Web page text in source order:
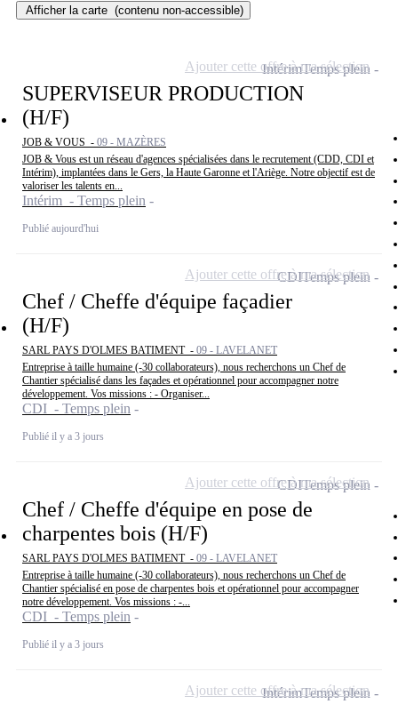
Afficher la carte (contenu non-accessible)
SUPERVISEUR PRODUCTION
(H/F)
JOB & VOUS - 09 - MAZÈRES
JOB & Vous est un réseau d'agences spécialisées dans le recrutement (CDD, CDI et
Intérim), implantées dans le Gers, la Haute Garonne et l'Ariège. Notre objectif est de
valoriser les talents en...
Intérim - Temps plein
Publié aujourd'hui
IntérimTemps plein
Ajouter cette offre à ma sélection
Chef / Cheffe d'équipe façadier
(H/F)
SARL PAYS D'OLMES BATIMENT - 09 - LAVELANET
Entreprise à taille humaine (-30 collaborateurs), nous recherchons un Chef de
Chantier spécialisé dans les façades et opérationnel pour accompagner notre
développement. Vos missions : - Organiser...
CDI - Temps plein
Publié il y a 3 jours
CDITemps plein
Ajouter cette offre à ma sélection
Chef / Cheffe d'équipe en pose de
charpentes bois (H/F)
SARL PAYS D'OLMES BATIMENT - 09 - LAVELANET
Entreprise à taille humaine (-30 collaborateurs), nous recherchons un Chef de
Chantier spécialisé en pose de charpentes bois et opérationnel pour accompagner
notre développement. Vos missions : -...
CDI - Temps plein
Publié il y a 3 jours
CDITemps plein
Ajouter cette offre à ma sélection
IntérimTemps plein
Ajouter cette offre à ma sélection